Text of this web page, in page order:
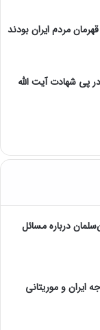
مردم ایران بودند
پی شهادت آیت الله
درباره مسائل
ایران و موریتانی